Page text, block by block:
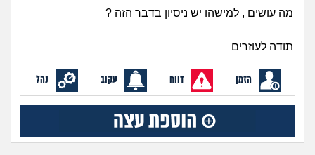
מהבקו"ם... ועד מתי?!
עבודה וקריירה
חברים ואנשים
מה עושים , למישהו יש ניסיון בדבר הזה ?
תודה לעוזרים
הזמן דווח עקוב נהל